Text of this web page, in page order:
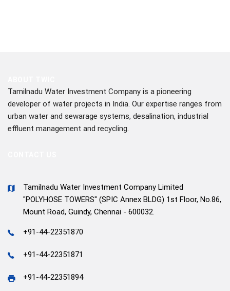
Tamilnadu Water Investment Company is a pioneering
developer of water projects in India. Our expertise ranges from
urban water and sewarage systems, desalination, industrial
effluent management and recycling.
Tamilnadu Water Investment Company Limited
"POLYHOSE TOWERS" (SPIC Annex BLDG) 1st Floor, No.86,
Mount Road, Guindy, Chennai - 600032.
+91-44-22351870
+91-44-22351871
+91-44-22351894